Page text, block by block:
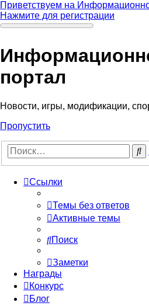
Приветствуем на
Нажмите для регистрации
портал
Новости, игры, модификации,
Пропустить
Ссылки
Темы без ответов
Активные темы
Поиск
Заметки
Награды
Конкурс
Блог